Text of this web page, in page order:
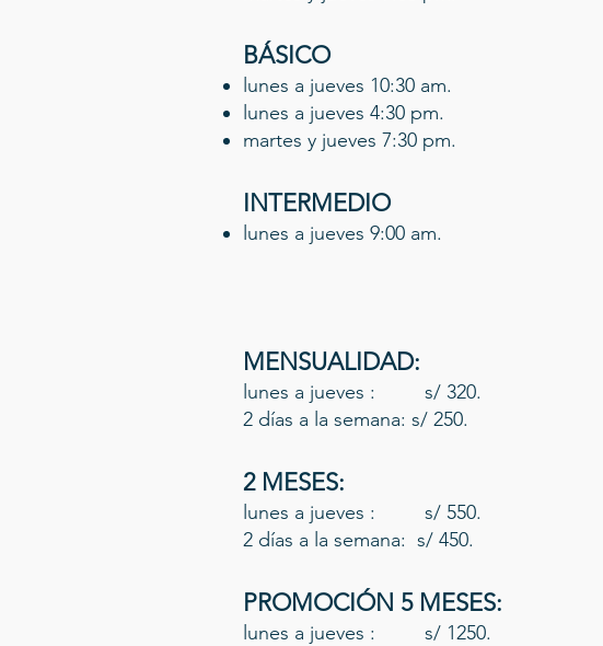
BÁSICO
lunes a jueves 10:30 am.
lunes a jueves 4:30 pm.
martes y jueves 7:30 pm.
INTERMEDIO
lunes a jueves 9:00 am.
MENSUALIDAD:
lunes a jueves : s/ 320.
2 días a la semana: s/ 250.
2 MESES:
lunes a jueves : s/ 550.
2 días a la semana: s/ 450.
PROMOCIÓN 5 MESES:
lunes a jueves : s/ 1250.